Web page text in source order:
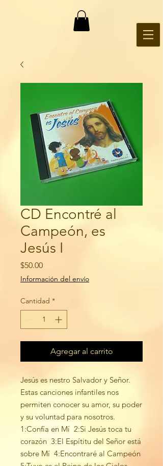
CD Encontré al
Campeón, es
Jesús I
$50.00Precio
Información del envío
Cantidad *
Agregar al carrito
Jesús es nestro Salvador y Señor.
Estas canciones infantiles nos
permiten conocer su amor, su poder
y su voluntad para nosotros.
1:Confía en Mí 2:Si Jesús toca tu
corazón 3:El Espítitu del Señor está
sobre Mí 4:Encontraré al Campeón